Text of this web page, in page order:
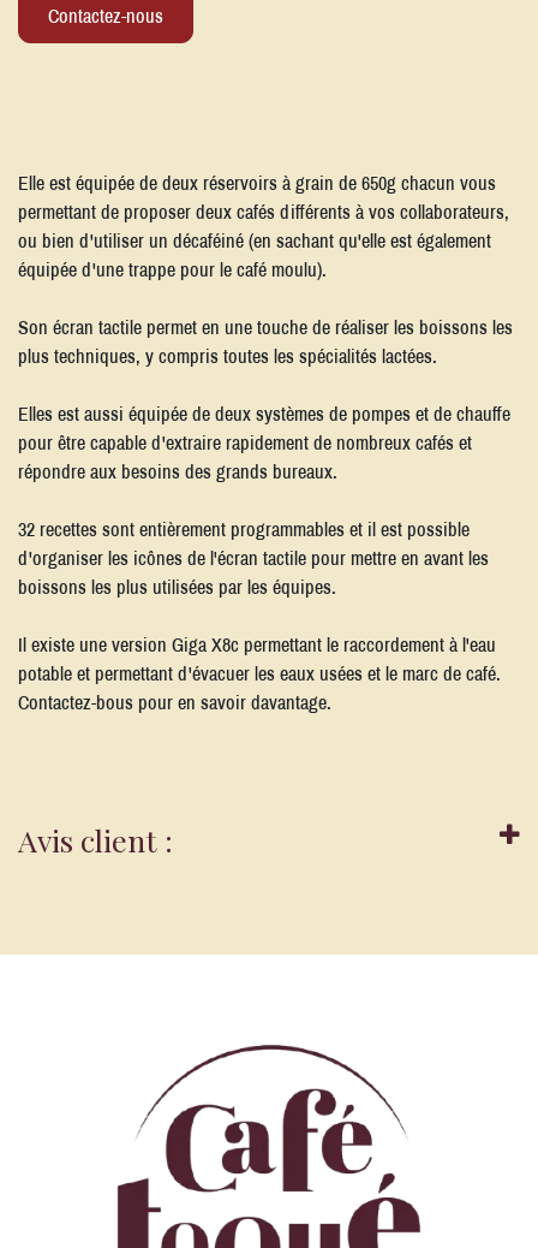
Contactez-nous
Elle est équipée de deux réservoirs à grain de 650g chacun vous
permettant de proposer deux cafés différents à vos collaborateurs,
ou bien d'utiliser un décaféiné (en sachant qu'elle est également
équipée d'une trappe pour le café moulu).
Son écran tactile permet en une touche de réaliser les boissons les
plus techniques, y compris toutes les spécialités lactées.
Elles est aussi équipée de deux systèmes de pompes et de chauffe
pour être capable d'extraire rapidement de nombreux cafés et
répondre aux besoins des grands bureaux.
32 recettes sont entièrement programmables et il est possible
d'organiser les icônes de l'écran tactile pour mettre en avant les
boissons les plus utilisées par les équipes.
Il existe une version Giga X8c permettant le raccordement à l'eau
potable et permettant d'évacuer les eaux usées et le marc de café.
Contactez-bous pour en savoir davantage.
Avis client :